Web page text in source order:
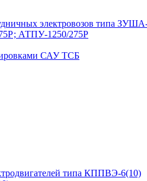
электровозов типа
АТПУ-1250/275Р
САУ ТСБ
типа КППВЭ-6(10)